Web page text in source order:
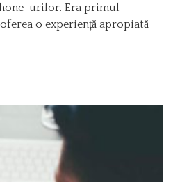
urilor. Era primul
o experiență apropiată